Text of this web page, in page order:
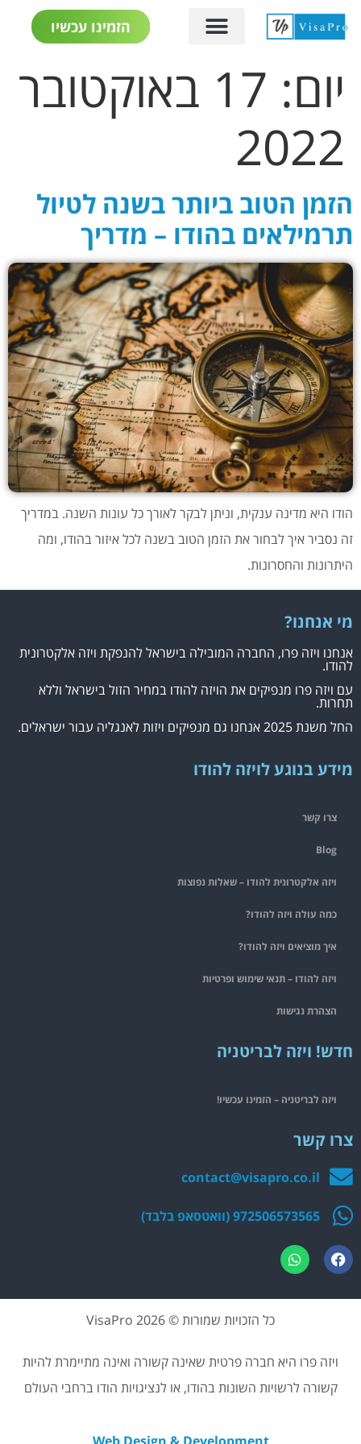
הזמינו עכשיו
יום:
17 באוקטובר
2022
הזמן הטוב ביותר בשנה לטיול
תרמילאים בהודו – מדריך
הודו היא מדינה ענקית, וניתן לבקר לאורך כל עונות השנה. במדריך
זה נסביר איך לבחור את הזמן הטוב בשנה לכל איזור בהודו, ומה
היתרונות והחסרונות.
מי אנחנו?
אנחנו ויזה פרו, החברה המובילה בישראל להנפקת ויזה אלקטרונית
להודו.
עם ויזה פרו מנפיקים את הויזה להודו במחיר הזול בישראל וללא
תחרות.
החל משנת 2025 אנחנו גם מנפיקים ויזות לאנגליה עבור ישראלים.
מידע בנוגע לויזה להודו
צרו קשר
Blog
ויזה אלקטרונית להודו – שאלות נפוצות
כמה עולה ויזה להודו?
איך מוציאים ויזה להודו?
ויזה להודו – תנאי שימוש ופרטיות
הצהרת נגישות
חדש! ויזה לבריטניה
ויזה לבריטניה – הזמינו עכשיו!
צרו קשר
contact@visapro.co.il
972506573565 (וואטסאפ בלבד)
כל הזכויות שמורות © 2026 VisaPro
ויזה פרו היא חברה פרטית שאינה קשורה ואינה מתיימרת להיות
קשורה לרשויות השונות בהודו, או לנציגויות הודו ברחבי העולם